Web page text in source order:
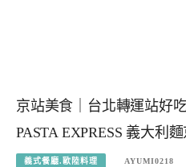
京站美食｜台北轉運站好
PASTA EXPRESS 義大利
義式餐廳.歐陸料理 AYUMI0218